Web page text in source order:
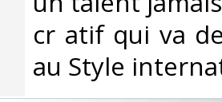
cr atif qui va
au Style